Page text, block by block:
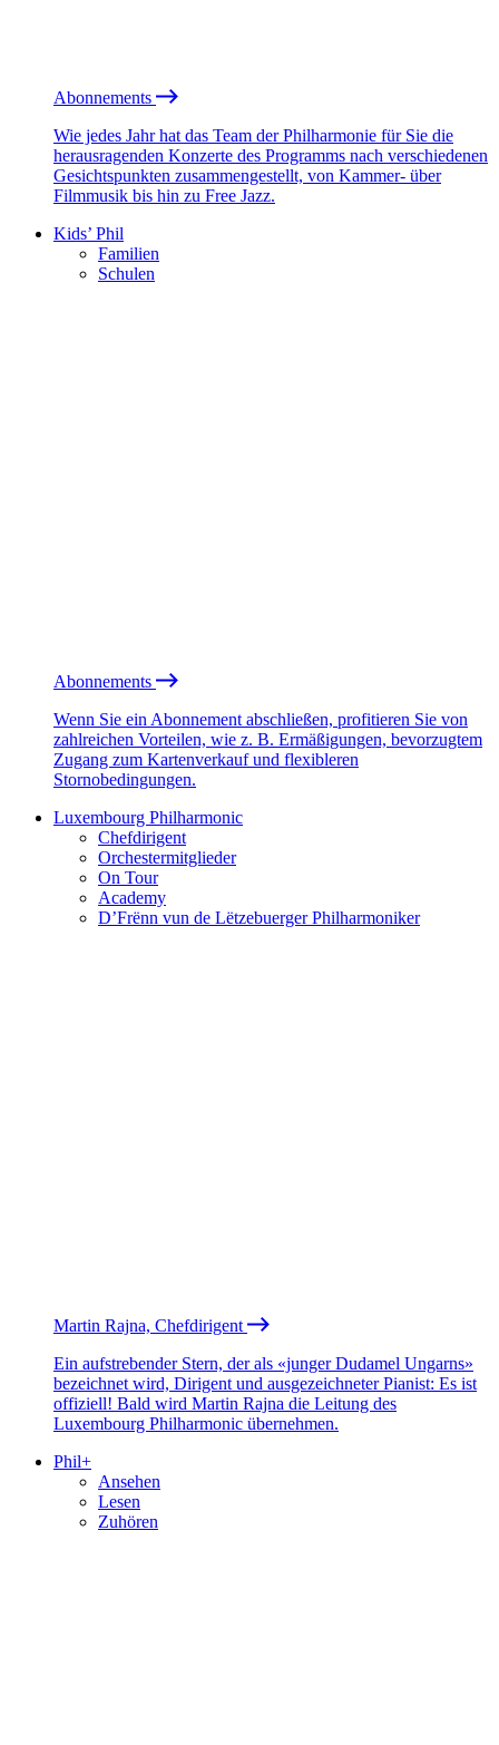
Abonnements
Wie jedes Jahr hat das Team der Philharmonie für Sie die
herausragenden Konzerte des Programms nach verschiedenen
Gesichtspunkten zusammengestellt, von Kammer- über
Filmmusik bis hin zu Free Jazz.
Kids’ Phil
Familien
Schulen
Abonnements
Wenn Sie ein Abonnement abschließen, profitieren Sie von
zahlreichen Vorteilen, wie z. B. Ermäßigungen, bevorzugtem
Zugang zum Kartenverkauf und flexibleren
Stornobedingungen.
Luxembourg Philharmonic
Chefdirigent
Orchestermitglieder
On Tour
Academy
D’Frënn vun de Lëtzebuerger Philharmoniker
Martin Rajna, Chefdirigent
Ein aufstrebender Stern, der als «junger Dudamel Ungarns»
bezeichnet wird, Dirigent und ausgezeichneter Pianist: Es ist
offiziell! Bald wird Martin Rajna die Leitung des
Luxembourg Philharmonic übernehmen.
Phil+
Ansehen
Lesen
Zuhören